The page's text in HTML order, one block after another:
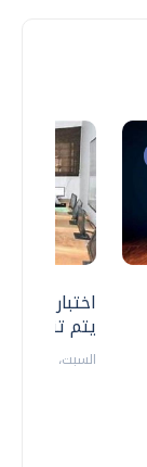
اختبارات
يتم
السبت، 18 يوليو 2026 09:22 ص